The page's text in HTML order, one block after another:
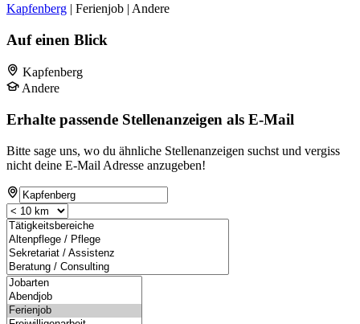
Kapfenberg | Ferienjob | Andere
Auf einen Blick
Kapfenberg
Andere
Erhalte passende Stellenanzeigen als E-Mail
Bitte sage uns, wo du ähnliche Stellenanzeigen suchst und vergiss
nicht deine E-Mail Adresse anzugeben!